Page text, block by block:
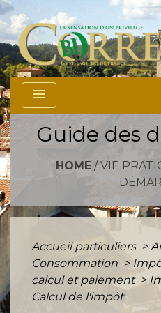
menu
Guide des
HOME/ VIE
Accueil particuliers >
Consommation >
calcul et paiement >
Calcul de l'impôt